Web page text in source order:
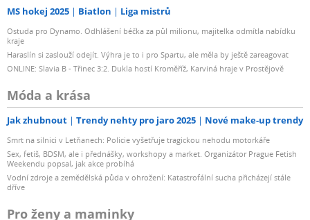
MS hokej 2025 Biatlon Liga mistrů
Ostuda pro Dynamo. Odhlášení béčka za půl milionu, majitelka odmítla nabídku
kraje
Haraslín si zaslouží odejít. Výhra je to i pro Spartu, ale měla by ještě zareagovat
ONLINE: Slavia B - Třinec 3:2. Dukla hostí Kroměříž, Karviná hraje v Prostějově
Móda a krása
Jak zhubnout Trendy nehty pro jaro 2025 Nové make-up trendy
Smrt na silnici v Letňanech: Policie vyšetřuje tragickou nehodu motorkáře
Sex, fetiš, BDSM, ale i přednášky, workshopy a market. Organizátor Prague Fetish
Weekendu popsal, jak akce probíhá
Vodní zdroje a zemědělská půda v ohrožení: Katastrofální sucha přicházejí stále
dříve
Pro ženy a maminky